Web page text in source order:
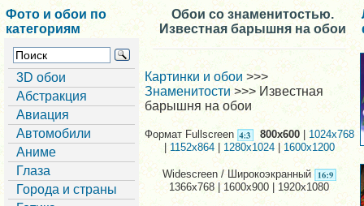
Фото и обои по
категориям
3D обои
Абстракция
Авиация
Автомобили
Аниме
Глаза
Города и страны
Обои со знаменитостью.
Известная барышня на обои
Картинки и обои >>>
Знаменитости>>> Известная
барышня на обои
Формат Fullscreen 800x600
1024x768
1152x864 1280x1024 |1600x1200
Widescreen / Широкоэкранный
1366x768 | 1600x900 | 1920x1080